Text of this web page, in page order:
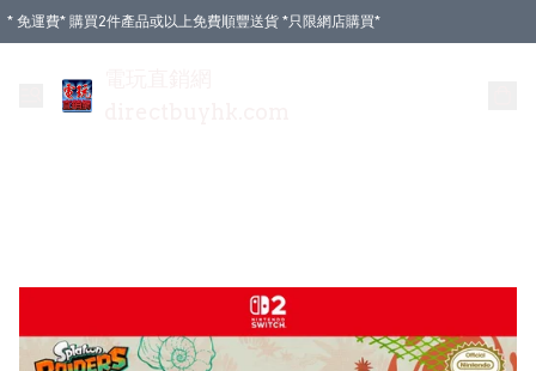
* 免運費* 購買2件產品或以上免費順豐送貨 *只限網店購買*